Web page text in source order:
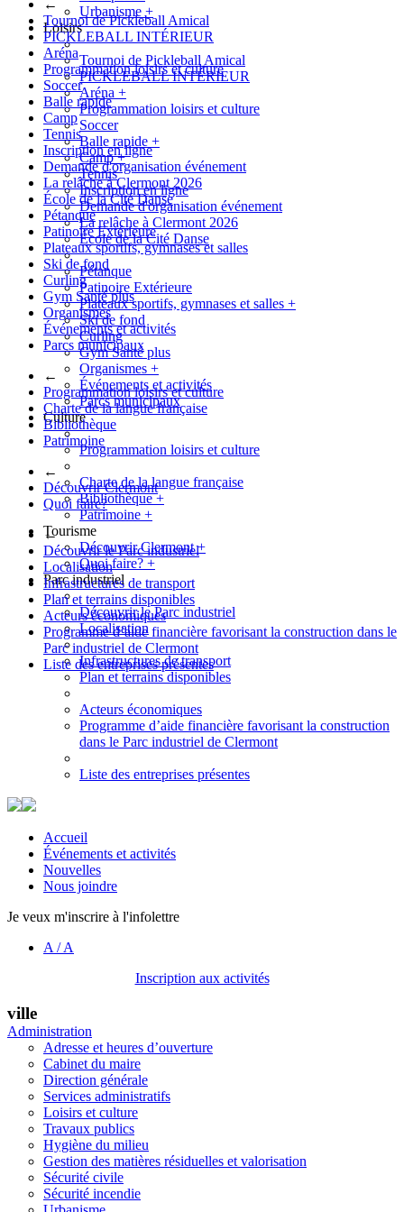
←
Tournoi de Pickleball Amical
PICKLEBALL INTÉRIEUR
Aréna
Programmation loisirs et culture
Soccer
Balle rapide
Camp
Tennis
Inscription en ligne
Demande d'organisation événement
La relâche à Clermont 2026
École de la Cité Danse
Pétanque
Patinoire Extérieure
Plateaux sportifs, gymnases et salles
Ski de fond
Curling
Gym Santé plus
Organismes
Événements et activités
Parcs municipaux
←
Programmation loisirs et culture
Charte de la langue française
Bibliothèque
Patrimoine
←
Découvrir Clermont
Quoi faire?
←
Découvrir le Parc industriel
Localisation
Infrastructures de transport
Plan et terrains disponibles
Acteurs économiques
Programme d’aide financière favorisant la construction dans le
Parc industriel de Clermont
Liste des entreprises présentes
Urbanisme +
Loisirs
Tournoi de Pickleball Amical
PICKLEBALL INTÉRIEUR
Aréna +
Programmation loisirs et culture
Soccer
Balle rapide +
Camp+
Tennis
Inscription en ligne
Demande d'organisation événement
La relâche à Clermont 2026
École de la Cité Danse
Pétanque
Patinoire Extérieure
Plateaux sportifs, gymnases et salles +
Ski de fond
Curling
Gym Santé plus
Organismes +
Événements et activités
Parcs municipaux
Culture
Programmation loisirs et culture
Charte de la langue française
Bibliothèque+
Patrimoine +
Tourisme
Découvrir Clermont+
Quoi faire? +
Parc industriel
Découvrir le Parc industriel
Localisation
Infrastructures de transport
Plan et terrains disponibles
Acteurs économiques
Programme d’aide financière favorisant la construction
dans le Parc industriel de Clermont
Liste des entreprises présentes
Accueil
Événements et activités
Nouvelles
Nous joindre
Je veux m'inscrire à l'infolettre
A /A
Inscription aux activités
ville
Administration
Adresse et heures d’ouverture
Cabinet du maire
Direction générale
Services administratifs
Loisirs et culture
Travaux publics
Hygiène du milieu
Gestion des matières résiduelles et valorisation
Sécurité civile
Sécurité incendie